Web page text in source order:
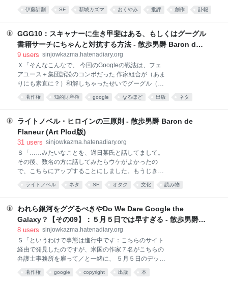
ことになったんだか、そうじゃないんだかした 草なぎ
です。むこう数ヶ月で、あちこちで公開討論やらシン
ポジウムやらも催されますし、追いか
くべきか、あるいは「君」と呼んだらいいのか「貴
方」と呼ぶべきなのか、それさえも最後まで迷ってい
たのは、僕はこの手紙をきみの四十九日が明けてから
書くのだ、ということでした。最初にきみの訃報を
（あのあまりにも速くて便利すぎるtwitterを経由し
て書いてしまえば、それはあまりにも陳腐で紋切り型
の表現なのですが、しかし事実は事実なのですし、い
ずれにしても僕はその後も自分自身のたいそう陳腐で
紋切り型の言動に直面することになるのですから、今
の手紙で書こうと決めたことは
伊藤計劃 SF 新城カズマ おくやみ 批評 創作 訃報
GGG10：スキャナーに生き甲斐はある、もしくはグーグル
書籍サーチにちゃんと対抗する方法 - 散歩男爵 Baron de
Flaneur (Art Plod版)
9 users sinjowkazma.hatenadiary.org
Ｘ「そんなこんなで、 今回のGoogleの戦法は、フェ
アユース＋集団訴訟のコンボだった 作家組合が（あま
りにも素直に？）和解しちゃったせいでグーグル（以
下グ社）はタナボタ大儲け 日本中の著作権者が封書を
もらって「でもどうしたらいいのよ!?」状態に そして
月４日まで延ばします』というオチが！ というのが、
ここまでの大ざっぱな要約なんだが」 Ｓ「まぁ落ち着
いて考える時間ができたのは、良かったじゃないです
よう』と悩んでいる方向けのアイデアを披露したいと
思います。すなわち、グーグル書籍サーチに真っ向か
ら対抗するための」 Ｍ「それって和解案から離脱する
のとは違うんですか」 Ｓ「うん、もうちょっと根本的
ってね」
著作権 知的財産権 google なるほど 出版 ネタ
ライトノベル・ヒロインの三原則 - 散歩男爵 Baron de
Flaneur (Art Plod版)
31 users sinjowkazma.hatenadiary.org
Ｓ「……みたいなことを、過日某氏と話してまして。
その後、数名の方に話してみたらウケがよかったの
で、こちらにアップすることにしました。もうじきラ
イトノベル・フェスティバルもあることだし。景気づ
けってことで」 Ｍ「あ、そういえば行くんでしたっ
んだよ。そんな早朝に起きれないよ！と一人で苦悩し
てたりして」 Ｍ「どこが早朝ですかっ！ それより早
く三原則を出してください」 Ｓ「へいへい。すでにお
ベル・ヒロイン（LNH）の三原則 LNHはいかなる時も
主人公を経由して読者を傷つける言動をとってはなら
ない。また、不作為によっても読者を傷つけてはなら
ない。 LNHは前項に反しない限り、主人公を経由して
ライトノベル ネタ SF オタク 文化 読み物
われら銀河をググるべきやDo We Dare Google the
Galaxy？【その09】：５月５日では早すぎる - 散歩男爵
Baron de Flaneur (Art Plod版)
8 users sinjowkazma.hatenadiary.org
Ｓ「というわけで事態は進行中です：こちらのサイト
経由で発見したのですが、米国の作家７名がこちらの
弁護士事務所を雇って／と一緒に、 ５月５日のデッド
ラインを４ヶ月延長せよ！ 短すぎるんじゃボケ！
（意訳） と訴えたようです。連絡先は上のサイトに書
著作権 google copyright 出版 本